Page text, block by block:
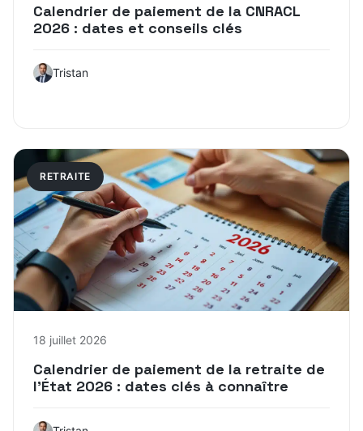
Calendrier de paiement de la CNRACL
2026 : dates et conseils clés
Tristan
RETRAITE
18 juillet 2026
Calendrier de paiement de la retraite de
l’État 2026 : dates clés à connaître